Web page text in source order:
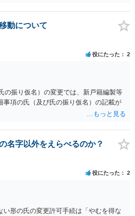
スが多い）。法律上は特に明文の要件が
の戸籍からもう一方の親への戸籍に入
になるため、成人した子からの変更許
である親（及びそこに同籍している配偶
るかどうかが重視されるケースが多い
を得ない事由」が必要とされます。これ
な要件であるとされ、本件のような精神
ハードルが高いところですが、親から
で氏変更を許可した事案がありますの
たの単独戸籍を編成しておく必要がある
す。 記録中に現れた一切の事情が判断対
明できる資料は全て（ただし理路整然
ります。「フラッシュバック」とのこと
れているPTSDの診断基準に合致した説
必要になってくるように思います。 精神
様々な意味でハードルがかなり高く、弁
が強く予想されるところです。、もし
医学知識はもちろん法律知識も要求さ
せず、知識と資料をしっかりと揃えて、
がよいと思われます。
動について
役にたった 2
の振り仮名）の変更では、新戸籍編製等
事項の氏（及び氏の振り仮名）の記載が
名字以外をえらべるのか？
役にたった 2
い形の氏の変更許可手続は「やむを得な